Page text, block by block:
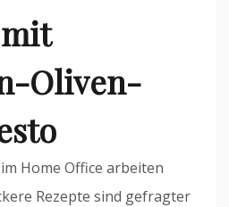
Oliven-
Home Office arbeiten
Rezepte sind gefragter